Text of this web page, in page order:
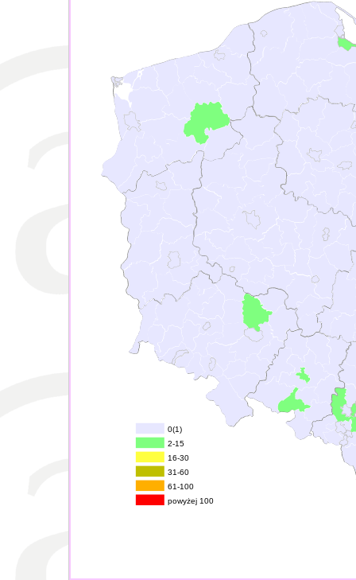
0(1)
2-15
16-30
31-60
61-100
powyżej 100